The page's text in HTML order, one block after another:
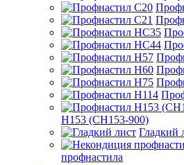
Н153 (СН153-900)
Гладкий
профнастила